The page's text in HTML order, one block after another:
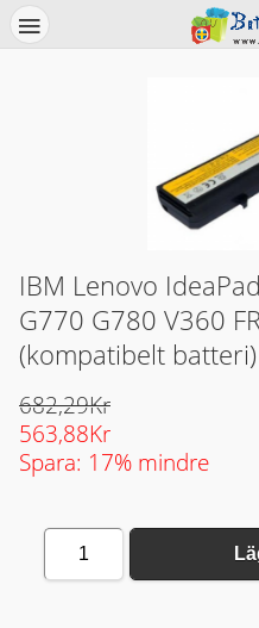
IBM Lenovo
G770 G780 V360
(kompatibelt batteri)
682,29Kr
563,88Kr
Spara: 17% mindre
1